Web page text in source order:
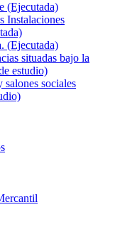
(Ejecutada)
Instalaciones
(Ejecutada)
situadas bajo la
estudio)
sociales